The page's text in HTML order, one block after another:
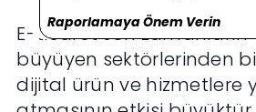
Raporlamaya Önem Verin
E-ticaret son zamanların
büyüyen sektörlerinden
dijital ürün ve hizmetlere